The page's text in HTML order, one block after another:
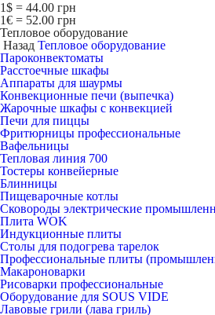
1$ = 44.00 грн
1€ = 52.00 грн
Тепловое оборудование
Назад Тепловое оборудование
Пароконвектоматы
Расcтоечные шкафы
Аппараты для шаурмы
Конвекционные печи (выпечка)
Жарочные шкафы с конвекцией
Печи для пиццы
Фритюрницы профессиональные
Вафельницы
Тепловая линия 700
Тостеры конвейерные
Блинницы
Пищеварочные котлы
Сковороды электрические
Плита WOK
Индукционные плиты
Столы для подогрева тарелок
Профессиональные плиты
Макароноварки
Рисоварки профессиональные
Оборудование для SOUS VIDE
Лавовые грили (лава гриль)